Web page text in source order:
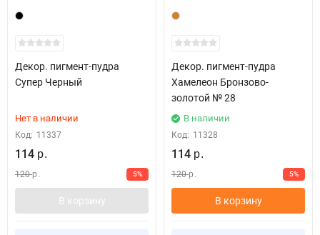
Декор. пигмент-пудра
Супер Черный
Нет в наличии
Код: 11337
114 р.
120 р. 5%
В корзину
Декор. пигмент-пудра
Хамелеон Бронзово-
золотой № 28
В наличии
Код: 11328
114 р.
120 р. 5%
В корзину